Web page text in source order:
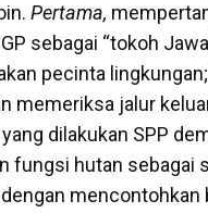
Pertama,
sebagai “tokoh
pecinta lingkungan;
memeriksa jalur
yang dilakukan SPP
fungsi hutan sebagai
mencontohkan